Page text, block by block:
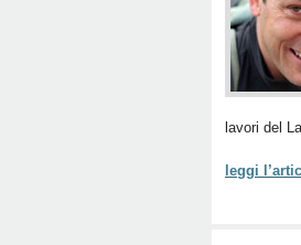
lavori del
leggi